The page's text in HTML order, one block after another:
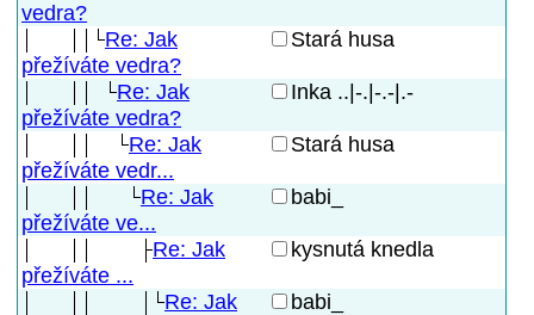
vedra?
Re: Jak
přežíváte vedra?
Stará husa
Re: Jak
přežíváte vedra?
Inka ..|-.|-.-|.-
Re: Jak
přežíváte vedr...
Stará husa
Re: Jak
přežíváte ve...
babi_
Re: Jak
přežíváte ...
kysnutá knedla
Re: Jak
babi_